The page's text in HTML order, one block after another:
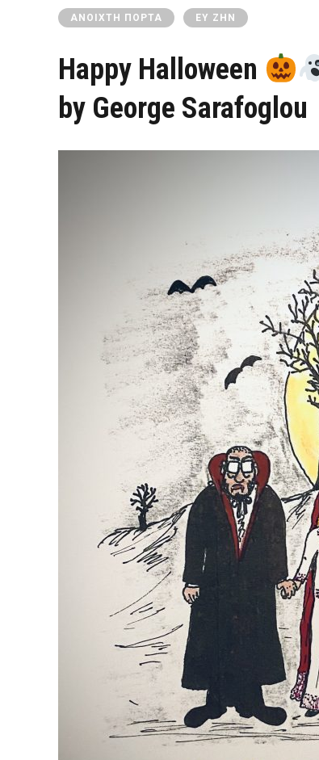
ΑΝΟΙΧΤΉ ΠΌΡΤΑ ΕΥ ΖΗΝ
Happy Halloween
by George Sarafoglou